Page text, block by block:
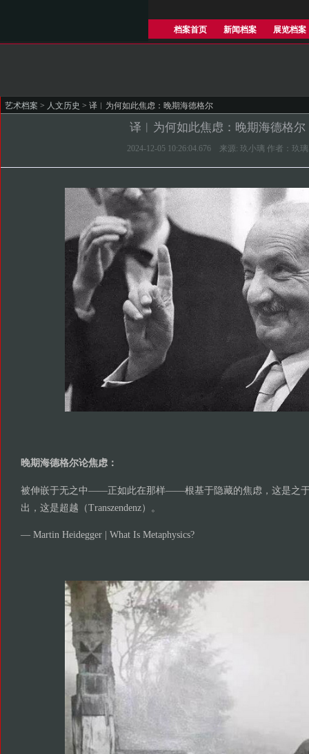
档案首页 新闻档案 展览档案
艺术档案 > 人文历史 > 译︱为何如此焦虑：晚期海德格尔
译︱为何如此焦虑：晚期海德格尔
2024-12-05 10:26:04.676 来源: 玖小璃 作者：玖璃
晚期海德格尔论焦虑：
被伸嵌于无之中——正如此在那样——根基于隐藏的焦虑，这是之
出，这是超越（Transzendenz）。
— Martin Heidegger | What Is Metaphysics?